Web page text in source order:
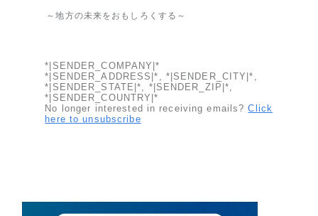
～地方の未来をおもしろくする～
*|SENDER_COMPANY|*
*|SENDER_ADDRESS|*, *|SENDER_CITY|*,
*|SENDER_STATE|*, *|SENDER_ZIP|*,
*|SENDER_COUNTRY|*
No longer interested in receiving emails?Click
here to unsubscribe